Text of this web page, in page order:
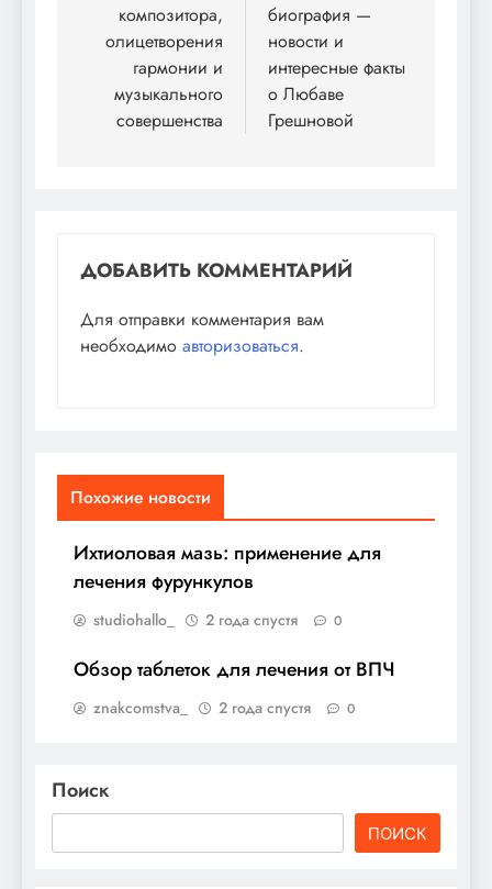
композитора,
олицетворения
гармонии и
музыкального
совершенства
биография —
новости и
интересные факты
о Любаве
Грешновой
ДОБАВИТЬ КОММЕНТАРИЙ
Для отправки комментария вам
необходимо авторизоваться.
Похожие новости
Ихтиоловая мазь: применение для
лечения фурункулов
studiohallo_ 2 года спустя 0
Обзор таблеток для лечения от ВПЧ
znakcomstva_ 2 года спустя 0
Поиск
ПОИСК